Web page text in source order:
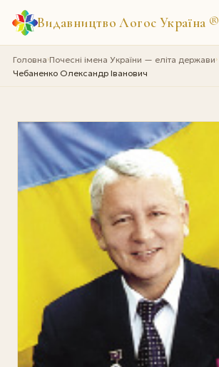
Видавництво Логос Україна ®
Головна›Почесні імена України — еліта держави›
Чебаненко Олександр Іванович